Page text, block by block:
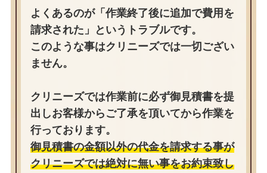
よくあるのが「作業終了後に追加で費用を
請求された」というトラブルです。
このような事はクリニーズでは一切ござい
ません。
クリニーズでは作業前に必ず御見積書を提
出しお客様からご了承を頂いてから作業を
行っております。
御見積書の金額以外の代金を請求する事が
クリニーズでは絶対に無い事をお約束致し